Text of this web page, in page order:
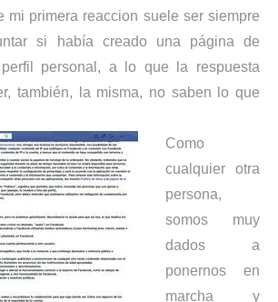
mi primera reaccion suele ser siempre
si había creado una página de
personal, a lo que la respuesta
también, la misma, no saben lo que
Como
cualquier otra
persona,
somos muy
dados a
ponernos en
marcha y